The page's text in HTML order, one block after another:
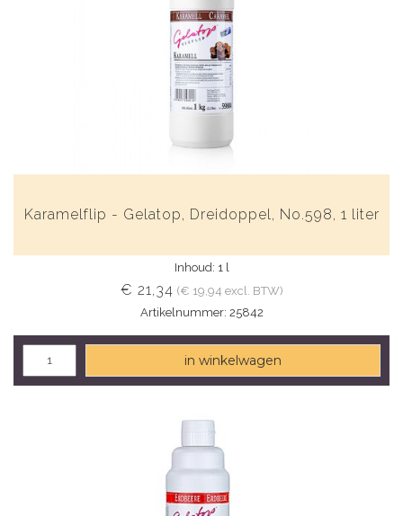
Karamelflip - Gelatop, Dreidoppel, No.598, 1 liter
Inhoud: 1 l
€ 21,34 (€ 19,94 excl. BTW)
Artikelnummer: 25842
in winkelwagen